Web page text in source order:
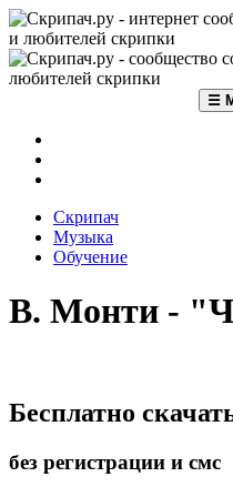
☰
Скрипач
Музыка
Обучение
В. Монти -
Бесплатно
без регистрации и смс